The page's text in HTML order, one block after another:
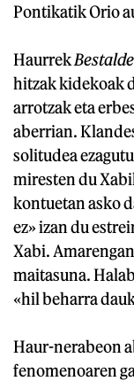
Pontikatik Orio
Haurrek
hitzak kidekoak
arrotzak eta
aberrian.
solitudea
miresten du
kontuetan asko
ez» izan du
Xabi.
maitasuna.
«hil beharra
Haur-nerabeon
fenomenoaren